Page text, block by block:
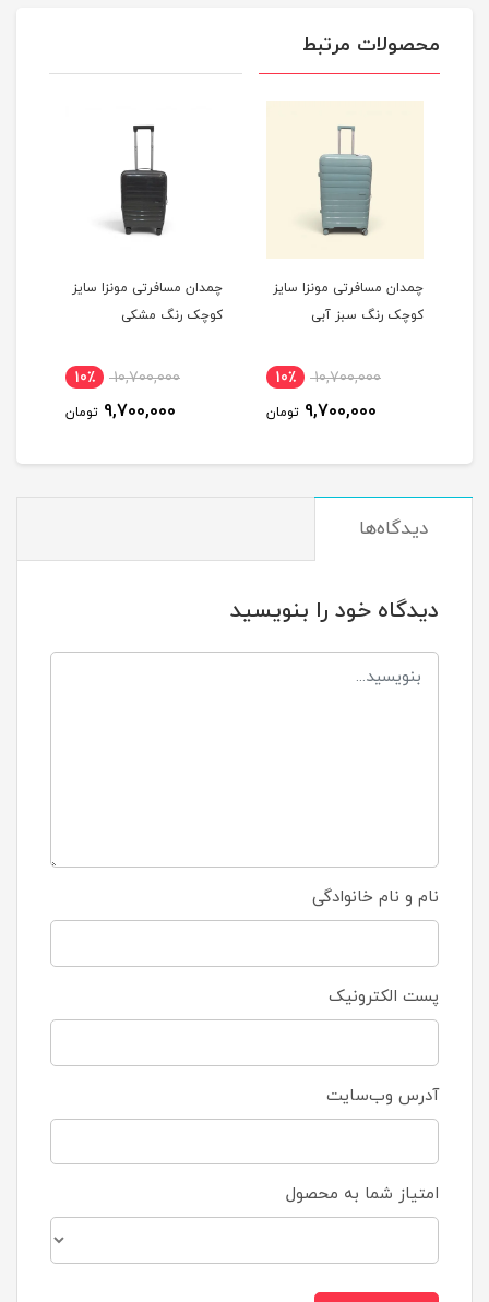
محصولات مرتبط
چمدان مسافرتی مونزا سایز
کوچک رنگ سبز آبی
10,700,000 10٪
9,700,000 تومان
چمدان مسافرتی مونزا سایز
کوچک رنگ مشکی
10,700,000 10٪
9,700,000 تومان
دیدگاه‌ها
دیدگاه خود را بنویسید
نام و نام خانوادگی
پست الکترونیک
آدرس وب‌سایت
امتیاز شما به محصول